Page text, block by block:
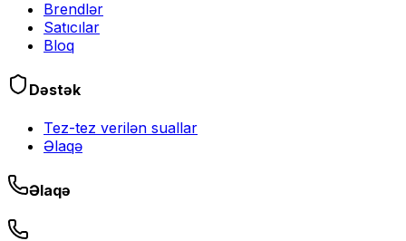
Brendlər
Satıcılar
Bloq
Dəstək
Tez-tez verilən suallar
Əlaqə
Əlaqə